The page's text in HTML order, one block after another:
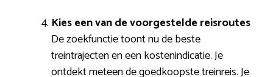
Kies een van de voorgestelde reisroutes
De zoekfunctie toont nu de beste
treintrajecten en een kostenindicatie. Je
ontdekt meteen de goedkoopste treinreis. Je